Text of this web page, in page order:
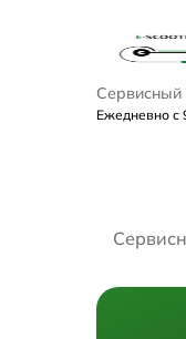
Сервисный
Ежедневно с